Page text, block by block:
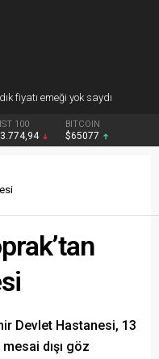
fiyatı emeği yok saydı
100 BITCOIN
$65077
Devlet Hastanesi, 13
dışı göz